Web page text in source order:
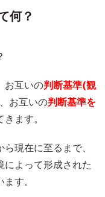
何？
お互いの判断基準(観
お互いの判断基準を
ます。
現在に至るまで、
によって形成された
す。